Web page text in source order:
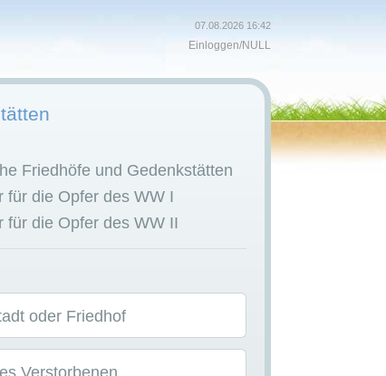
07.08.2026 16:42
Einloggen/NULL
Friedhöfe und Gedenkstätten
für die Opfer des WW I
für die Opfer des WW II
oder Friedhof
Verstorbenen